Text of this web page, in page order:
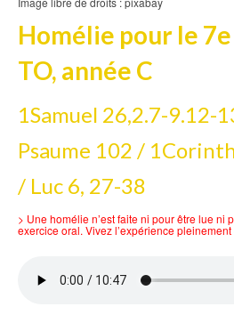
Cath.ch
Echo Magazine – Trait
Echo Magazine – Evangile
Echo Magazine – Une
Voir
EdenCinéma
Homélie pour le
TO, année C
1Samuel 26,2.7-9.12-
Psaume 102 /
/ Luc 6, 27-38
> Une homélie n’est faite ni pour être lue ni
exercice oral. Vivez l’expérience pleinement